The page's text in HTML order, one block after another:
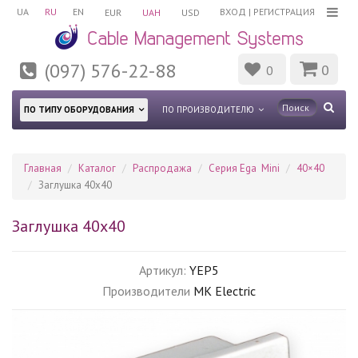
UA RU EN ВХОД | РЕГИСТРАЦИЯ
EUR UAH USD
(097) 576-22-88 0 0
ПО ТИПУ ОБОРУДОВАНИЯ ПО ПРОИЗВОДИТЕЛЮ
Главная Каталог Распродажа Серия Ega Mini
40×40
Заглушка 40x40
Заглушка 40х40
Артикул: YEP5
Производители MK Electric